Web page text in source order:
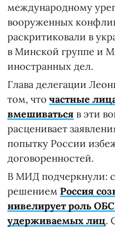
международному
вооруженных
раскритиковали в
в Минской группе и
иностранных дел.
Глава делегации
том, что частные
вмешиваться в эти
расценивает
попытку России
договоренностей.
В МИД подчеркнули:
решением Россия
нивелирует роль
удерживаемых лиц.